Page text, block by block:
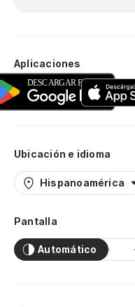
Aplicaciones
Ubicación e idioma
Hispanoamérica
Pantalla
Automático